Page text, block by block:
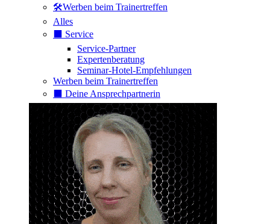
🛠️Werben beim Trainertreffen
Alles
⬛️ Service
Service-Partner
Expertenberatung
Seminar-Hotel-Empfehlungen
Werben beim Trainertreffen
⬛️ Deine Ansprechpartnerin